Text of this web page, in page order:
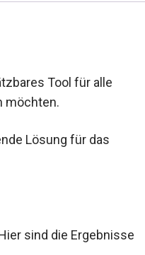
Tool für alle
möchten.
Lösung für das
sind die Ergebnisse